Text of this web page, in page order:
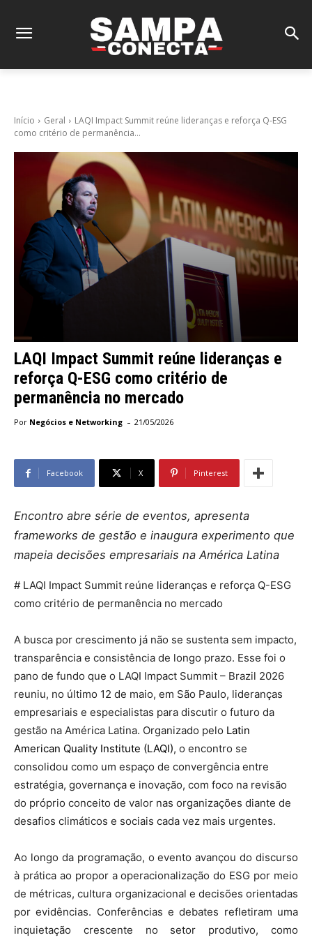
Início Geral
LAQI Impact Summit reúne lideranças e reforça Q-ESG
como critério de permanência...
LAQI Impact Summit reúne lideranças e
reforça Q-ESG como critério de
permanência no mercado
Por Negócios e Networking - 21/05/2026
Facebook X Pinterest
Encontro abre série de eventos, apresenta
frameworks de gestão e inaugura experimento que
mapeia decisões empresariais na América Latina
# LAQI Impact Summit reúne lideranças e reforça Q-ESG
como critério de permanência no mercado
A busca por crescimento já não se sustenta sem impacto,
transparência e consistência de longo prazo. Esse foi o
pano de fundo que o LAQI Impact Summit – Brazil 2026
reuniu, no último 12 de maio, em São Paulo, lideranças
empresariais e especialistas para discutir o futuro da
gestão na América Latina. Organizado pelo Latin
American Quality Institute (LAQI), o encontro se
consolidou como um espaço de convergência entre
estratégia, governança e inovação, com foco na revisão
do próprio conceito de valor nas organizações diante de
desafios climáticos e sociais cada vez mais urgentes.
Ao longo da programação, o evento avançou do discurso
à prática ao propor a operacionalização do ESG por meio
de métricas, cultura organizacional e decisões orientadas
por evidências. Conferências e debates refletiram uma
inquietação crescente no setor produtivo, como